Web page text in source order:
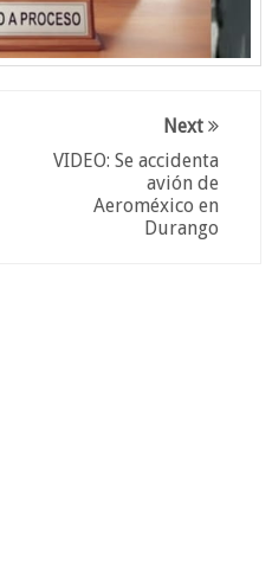
Next
VIDEO: Se accidenta
avión de
Aeroméxico en
Durango